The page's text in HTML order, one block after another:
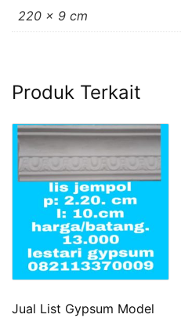
220 × 9 cm
Produk Terkait
Jual List Gypsum Model